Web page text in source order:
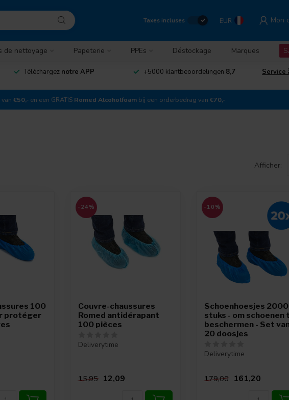
Taxes incluses EUR Mon
de nettoyage Papeterie PPEs Déstockage Marques
Téléchargez notre APP +5000 klantbeoordelingen 8,7 Service
€50,- en een GRATIS Romed Alcoholfoam bij een orderbedrag van €70,-
Afficher:
100
protéger
-24%
Couvre-chaussures
Romed antidérapant
100 pièces
Deliverytime
15,95 12,09
-10%
Schoenhoesjes 2000
stuks - om schoenen
beschermen - Set
20 doosjes
Deliverytime
179,00 161,20